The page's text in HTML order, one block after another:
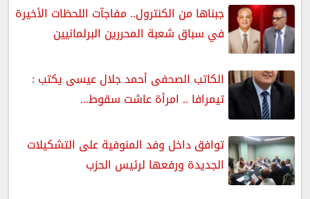
جبناها من الكنترول.. مفاجآت اللحظات الأخيرة
في سباق شعبة المحررين البرلمانيين
الكاتب الصحفى أحمد جلال عيسى يكتب :
تيمرافا .. امرأة عاشت سقوط...
توافق داخل وفد المنوفية على التشكيلات
الجديدة ورفعها لرئيس الحزب